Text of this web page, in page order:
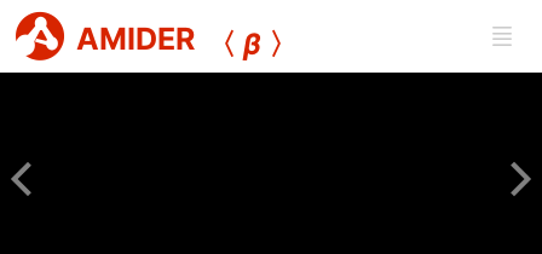
AMIDER 〈β 〉